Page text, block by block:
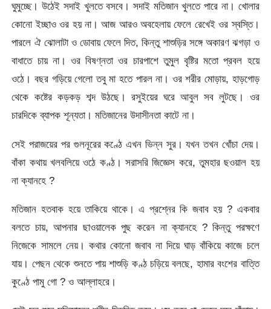
ঘুমুচ্ছে। উঠেই সদাই খুলতে বসবে। সদাই মতিজান খুলতে পারে না। খোলার
কোনো ইচ্ছাও ওর হয় না। আজ আরও অবহেলায় ফেলে রেখেই ওর স্বস্তি।
পারলে ঐ ঝোলাটা ও ডোবায় ফেলে দিত, কিন্তু শাশুড়ির সঙ্গে অকারণ ঝগড়া ও
বাধাতে চায় না। ওর বিষণ্নতা ওর চারপাশে তুমুল বৃষ্টির মতো প্রবল হয়ে
ওঠে। বছর গড়িয়ে গেলো তবু মা হতে পারল না। ওর শরীর মোড়ায়, হাড়গোড়
থেকে কষ্টের কড়কড় শব্দ উঠছে। রসুইয়ের ঘরে আবুল সব লুটছে। ওর
চারদিকে ব্যাপক শূন্যতা। মতিজানের উদাসীনতা কাটে না।
সেই পরাজয়ের পর গুলনূরের কণ্ঠে এখন ভিন্ন সুর। যখন তখন খোঁচা দেয়।
বাঁকা কথায় খলবলিয়ে ওঠে কণ্ঠ। সরাসরি জিজ্ঞেস করে, তুমহার ছওয়াল হয়
না ক্যানহে ?
মতিজান হতবাক হয়ে তাকিয়ে থাকে। এ প্রশ্নের কি জবাব হয় ? একবার
বলতে চায়, আপনার ছাওয়ালেক পুছ করেন না ক্যানহে ? কিন্তু পরক্ষণে
নিজেকে সামলে নেয়। কথার কোনো জবাব না দিয়ে ঘাড় বাঁকিয়ে কাজে চলে
যায়। পেছন থেকে শুনতে পায় শাশুড়ি কণ্ঠ চড়িয়ে বলছে, হামার বংশের বাত্তি
কুণ্ঠে পামু গো ? ও আল্লাহরে।